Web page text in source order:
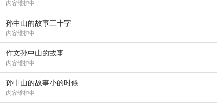
内容维护中
孙中山的故事三十字
内容维护中
作文孙中山的故事
内容维护中
孙中山的故事小的时候
内容维护中